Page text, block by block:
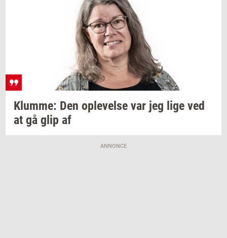
Klum­me: Den op­le­vel­se var jeg lige ved
at gå glip af
ANNONCE